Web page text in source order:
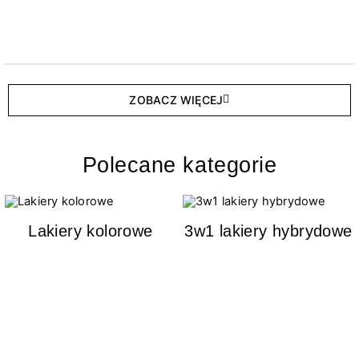
ZOBACZ WIĘCEJ
Polecane kategorie
Lakiery kolorowe 3w1 lakiery hybrydowe